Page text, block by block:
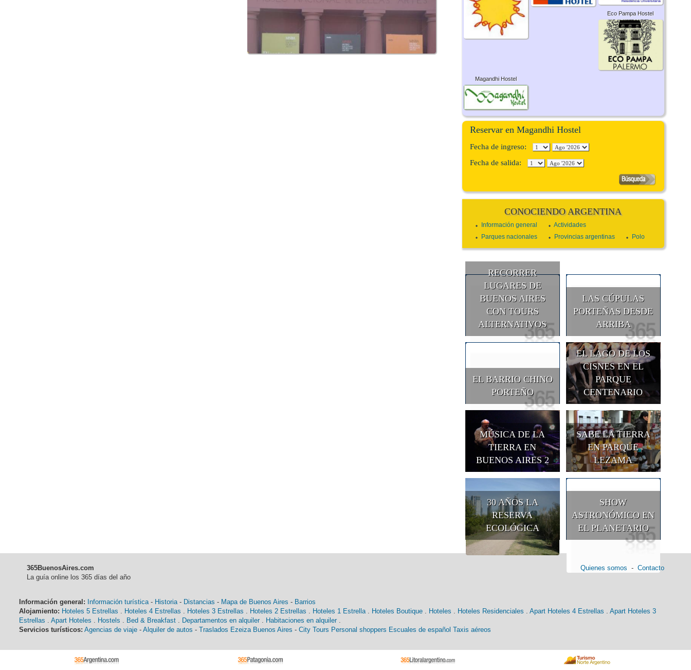
Eco Pampa Hostel
Magandhi Hostel
Reservar en Magandhi Hostel
Fecha de ingreso:
Fecha de salida:
CONOCIENDO ARGENTINA
Información general
Actividades
Parques nacionales
Provincias argentinas Polo
RECORRER
LUGARES DE
BUENOS AIRES
CON TOURS
ALTERNATIVOS
LAS CÚPULAS
PORTEÑAS DESDE
ARRIBA
EL BARRIO CHINO
PORTEÑO
EL LAGO DE LOS
CISNES EN EL
PARQUE
CENTENARIO
MÚSICA DE LA
TIERRA EN
BUENOS AIRES 2
SABE LA TIERRA
EN PARQUE
LEZAMA
30 AÑOS LA
RESERVA
ECOLÓGICA
SHOW
ASTRONÓMICO EN
EL PLANETARIO
365BuenosAires.com
La guía online los 365 días del año
Quienes somos - Contacto
Información general: Información turística- Historia- Distancias - Mapa de Buenos Aires - Barrios
Alojamiento: Hoteles 5 Estrellas . Hoteles 4 Estrellas . Hoteles 3 Estrellas . Hoteles 2 Estrellas . Hoteles 1 Estrella. Hoteles Boutique . Hoteles . Hoteles Residenciales . Apart Hoteles 4 Estrellas . Apart Hoteles 3
Estrellas . Apart Hoteles . Hostels . Bed & Breakfast . Departamentos en alquiler . Habitaciones en alquiler .
Servicios turísticos: Agencias de viaje - Alquiler de autos - Traslados Ezeiza Buenos Aires - City Tours Personal shoppers Escuales de español Taxis aéreos